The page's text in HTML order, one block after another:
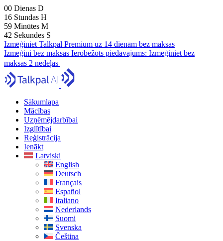
00 Dienas D
16 Stundas H
59 Minūtes M
41 Sekundes S
Izmēģiniet Talkpal Premium uz 14 dienām bez maksas
Izmēģini bez maksas Ierobežots piedāvājums: Izmēģiniet bez
maksas 2 nedēļas
Sākumlapa
Mācības
Uzņēmējdarbībai
Izglītībai
Reģistrācija
Ienākt
Latviski
English
Deutsch
Français
Español
Italiano
Nederlands
Suomi
Svenska
Čeština